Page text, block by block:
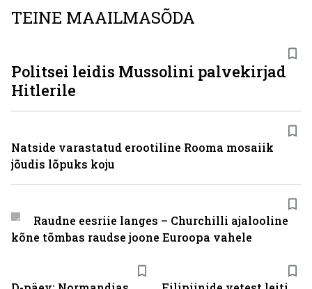
TEINE MAAILMASÕDA
Politsei leidis Mussolini palvekirjad
Hitlerile
Natside varastatud erootiline Rooma mosaiik
jõudis lõpuks koju
Raudne eesriie langes – Churchilli ajalooline
kõne tõmbas raudse joone Euroopa vahele